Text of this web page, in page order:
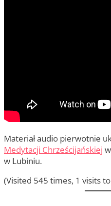
Materiał audio pierwotnie
Medytacji Chrześcijańskiej
w Lubiniu.
(Visited 545 times, 1 visits